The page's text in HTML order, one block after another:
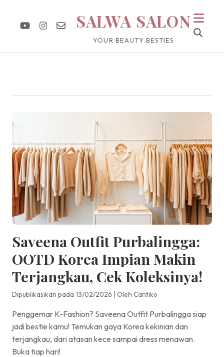
SALWA SALON
YOUR BEAUTY BESTIES
Saveena Outfit Purbalingga:
OOTD Korea Impian Makin
Terjangkau, Cek Koleksinya!
Dipublikasikan pada 13/02/2026 | Oleh Cantiko
Penggemar K-Fashion? Saveena Outfit Purbalingga siap
jadi bestie kamu! Temukan gaya Korea kekinian dan
terjangkau, dari atasan kece sampai dress menawan.
Buka tiap hari!